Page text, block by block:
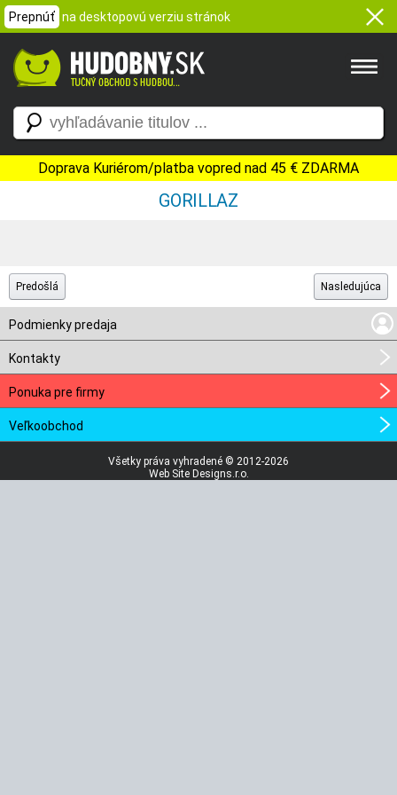
Prepnúť na desktopovú verziu stránok
Doprava Kuriérom/platba vopred nad 45 € ZDARMA
GORILLAZ
Predošlá Nasledujúca
Podmienky predaja
Kontakty
Ponuka pre firmy
Veľkoobchod
Všetky práva vyhradené © 2012-2026
Web Site Designs.r.o.